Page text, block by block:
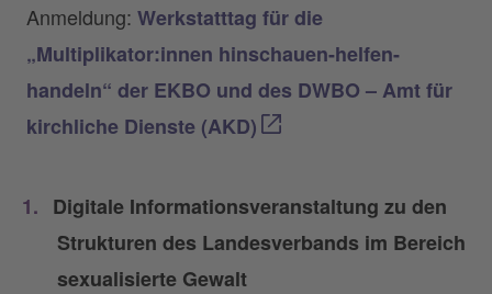
Anmeldung: Werkstatttag für die
„Multiplikator:innen hinschauen-helfen-
handeln“ der EKBO und des DWBO – Amt für
kirchliche Dienste (AKD)
Digitale Informationsveranstaltung zu den
Strukturen des Landesverbands im Bereich
sexualisierte Gewalt